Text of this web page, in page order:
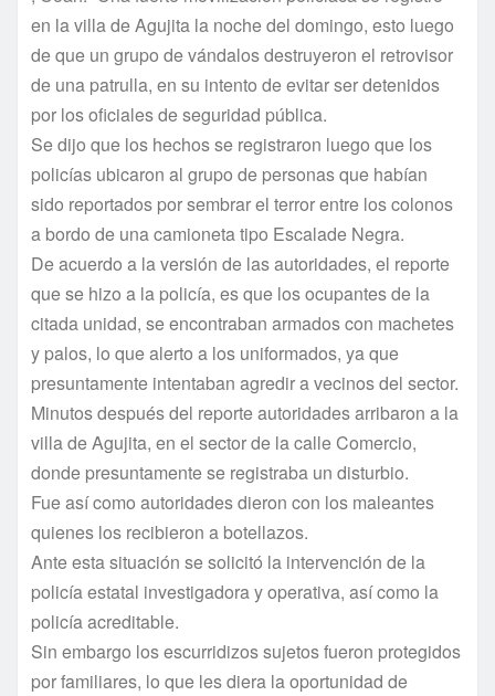
en la villa de Agujita la noche del domingo, esto luego
de que un grupo de vándalos destruyeron el retrovisor
de una patrulla, en su intento de evitar ser detenidos
por los oficiales de seguridad pública.
Se dijo que los hechos se registraron luego que los
policí­as ubicaron al grupo de personas que habí­an
sido reportados por sembrar el terror entre los colonos
a bordo de una camioneta tipo Escalade Negra.
De acuerdo a la versión de las autoridades, el reporte
que se hizo a la policí­a, es que los ocupantes de la
citada unidad, se encontraban armados con machetes
y palos, lo que alerto a los uniformados, ya que
presuntamente intentaban agredir a vecinos del sector.
Minutos después del reporte autoridades arribaron a la
villa de Agujita, en el sector de la calle Comercio,
donde presuntamente se registraba un disturbio.
Fue así­ como autoridades dieron con los maleantes
quienes los recibieron a botellazos.
Ante esta situación se solicitó la intervención de la
policí­a estatal investigadora y operativa, así­ como la
policí­a acreditable.
Sin embargo los escurridizos sujetos fueron protegidos
por familiares, lo que les diera la oportunidad de